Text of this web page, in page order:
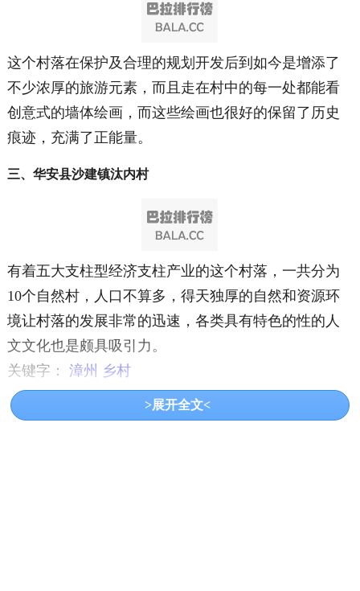
这个村落在保护及合理的规划开发后到如今是增添了
不少浓厚的旅游元素，而且走在村中的每一处都能看
创意式的墙体绘画，而这些绘画也很好的保留了历史
痕迹，充满了正能量。
三、华安县沙建镇汰内村
有着五大支柱型经济支柱产业的这个村落，一共分为
10个自然村，人口不算多，得天独厚的自然和资源环
境让村落的发展非常的迅速，各类具有特色的性的人
文文化也是颇具吸引力。
关键字： 漳州 乡村
2 3 下一页
>展开全文<